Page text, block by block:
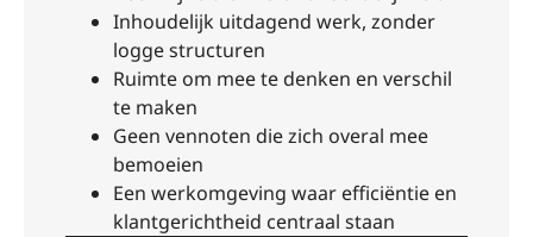
Inhoudelijk uitdagend werk, zonder
logge structuren
Ruimte om mee te denken en verschil
te maken
Geen vennoten die zich overal mee
bemoeien
Een werkomgeving waar efficiëntie en
klantgerichtheid centraal staan